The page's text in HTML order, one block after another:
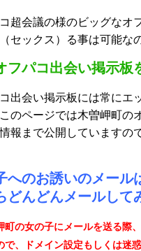
超会議の様のビッグなオ
セックス）る事は可能な
フパコ出会い掲示板
出会い掲示板には常にエ
のページでは木曽岬町の
報まで公開していますの
へのお誘いのメール
どんどんメールして
の女の子にメールを送る際
で、ドメイン設定もしくは迷